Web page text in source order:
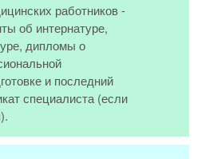
работников -
об интернатуре,
дипломы о
и последний
специалиста (если